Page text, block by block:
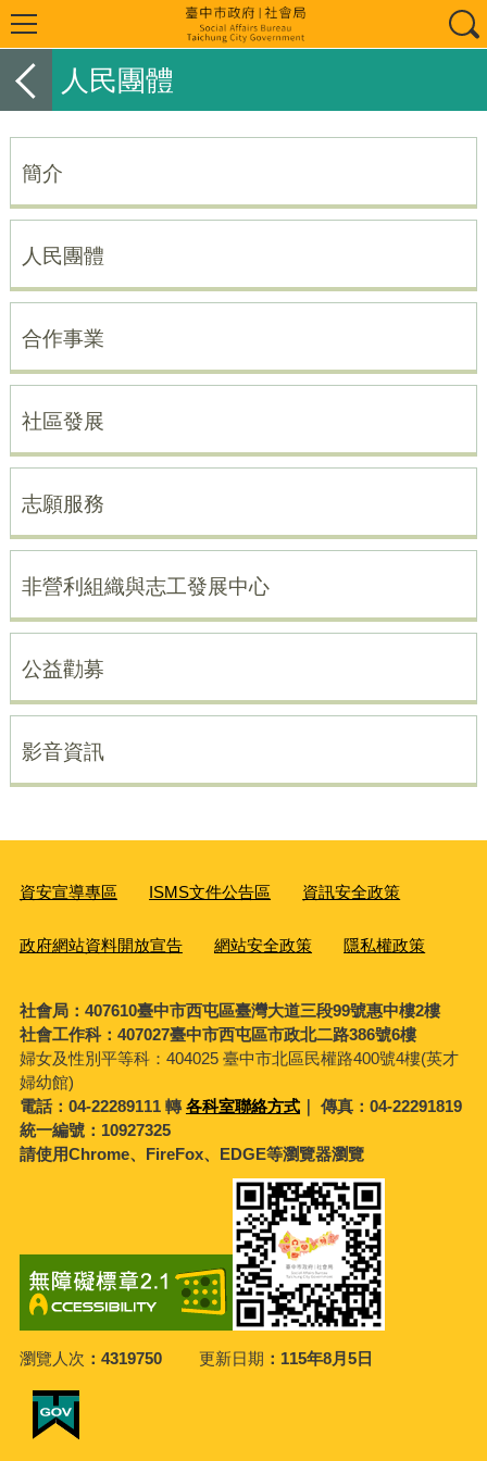
人民團體
簡介
人民團體
合作事業
社區發展
志願服務
非營利組織與志工發展中心
公益勸募
影音資訊
資安宣導專區 ISMS文件公告區 資訊安全政策
政府網站資料開放宣告 網站安全政策 隱私權政策
社會局：407610臺中市西屯區臺灣大道三段99號惠中樓2樓
社會工作科：407027臺中市西屯區市政北二路386號6樓
婦女及性別平等科： 404025 臺中市北區民權路400號4樓(英才
婦幼館)
電話：04-22289111 轉各科室聯絡方式｜ 傳真：04-22291819
統一編號：10927325
請使用Chrome、FireFox、EDGE等瀏覽器瀏覽
瀏覽人次 4319750 更新日期 115年8月5日